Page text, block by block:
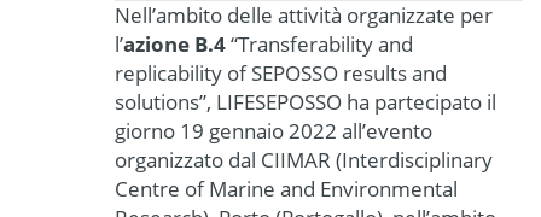
Nell’ambito delle attività organizzate per
l’azione B.4“Transferability and
replicability of SEPOSSO results and
solutions”, LIFESEPOSSO ha partecipato il
giorno 19 gennaio 2022 all’evento
organizzato dal CIIMAR (Interdisciplinary
Centre of Marine and Environmental